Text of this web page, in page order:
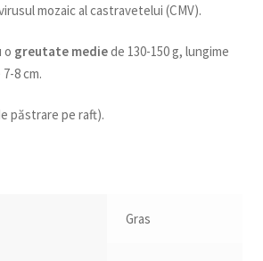
mozaic al castravetelui (CMV).
o greutate mediede 130-150 g, lungime
8 cm.
păstrare pe raft).
Gras